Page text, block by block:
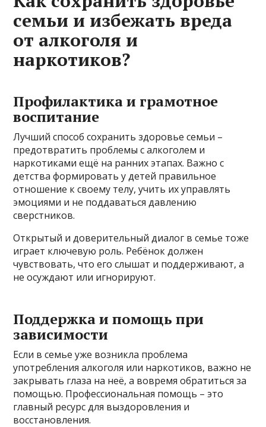
семьи и избежать вреда
от алкоголя и
наркотиков?
Профилактика и грамотное
воспитание
Лучший способ сохранить здоровье семьи –
предотвратить проблемы с алкоголем и
наркотиками ещё на ранних этапах. Важно с
детства формировать у детей правильное
отношение к своему телу, учить их управлять
эмоциями и не поддаваться давлению
сверстников.
Открытый и доверительный диалог в семье тоже
играет ключевую роль. Ребёнок должен
чувствовать, что его слышат и поддерживают, а
не осуждают или игнорируют.
Поддержка и помощь при
зависимости
Если в семье уже возникла проблема
употребления алкоголя или наркотиков, важно не
закрывать глаза на неё, а вовремя обратиться за
помощью. Профессиональная помощь – это
главный ресурс для выздоровления и
восстановления.